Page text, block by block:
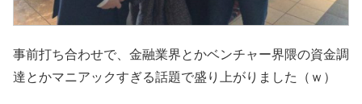
事前打ち合わせで、金融業界とかベンチャー界隈の資金調
達とかマニアックすぎる話題で盛り上がりました（ｗ）